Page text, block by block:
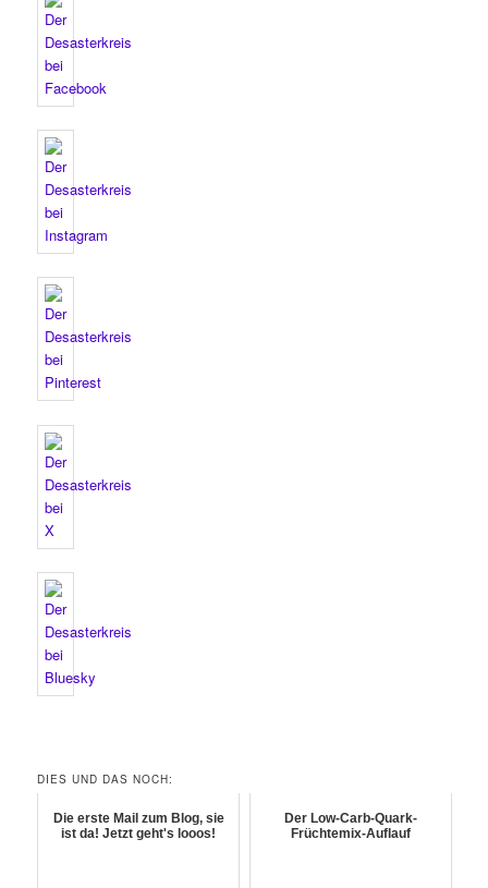
DIES UND DAS NOCH:
Die erste Mail zum Blog, sie
ist da! Jetzt geht's looos!
Der Low-Carb-Quark-
Früchtemix-Auflauf